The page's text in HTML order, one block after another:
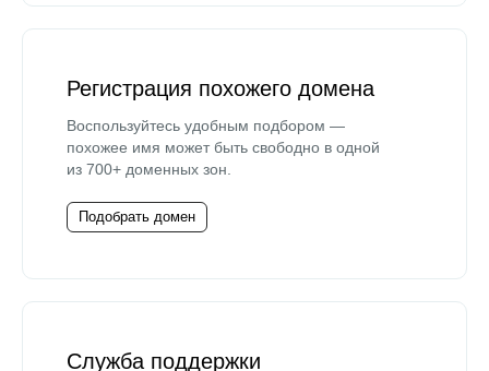
Регистрация похожего домена
Воспользуйтесь удобным подбором —
похожее имя может быть свободно в одной
из 700+ доменных зон.
Подобрать домен
Служба поддержки